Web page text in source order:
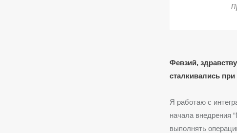
Февзий,
сталкивались
Я работаю с
начала внедрения
выполнять